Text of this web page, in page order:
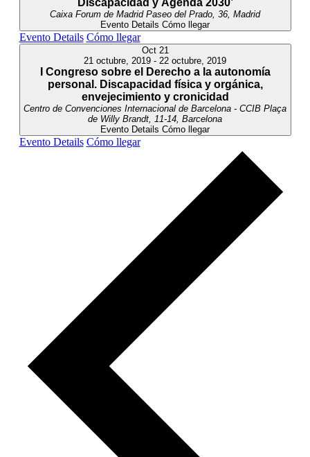
Caixa Forum de Madrid
Paseo del Prado, 36, Madrid
Evento Details Cómo llegar
Evento Details Cómo llegar
Oct 21
21 octubre, 2019 - 22 octubre, 2019
I Congreso sobre el Derecho a la autonomía
personal. Discapacidad física y orgánica,
envejecimiento y cronicidad
Centro de Convenciones Internacional de Barcelona - CCIB Plaça
de Willy Brandt, 11-14, Barcelona
Evento Details Cómo llegar
Evento Details Cómo llegar